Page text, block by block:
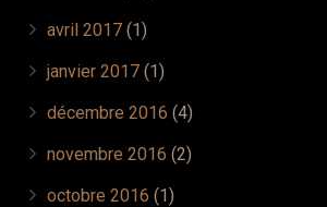
avril 2017 (1)
janvier 2017 (1)
décembre 2016 (4)
novembre 2016 (2)
octobre 2016 (1)